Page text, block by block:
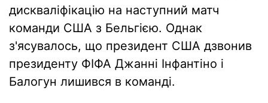
дискваліфікацію на наступний матч
команди США з Бельгією. Однак
з'ясувалось, що президент США дзвонив
президенту ФІФА Джанні Інфантіно і
Балогун лишився в команді.